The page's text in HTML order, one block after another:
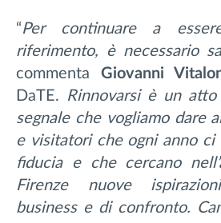
“Per continuare a
riferimento, è necessario
commenta Giovanni
DaTE. Rinnovarsi è un
segnale che vogliamo dare
e visitatori che ogni anno ci
fiducia e che cercano
Firenze nuove
business e di confronto.